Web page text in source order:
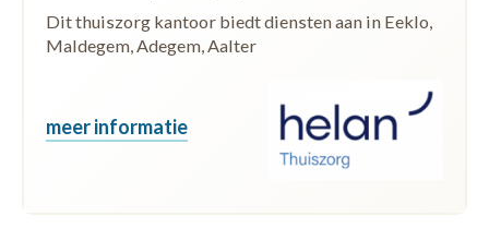
Dit thuiszorg kantoor biedt diensten aan in Eeklo,
Maldegem, Adegem, Aalter
meer informatie